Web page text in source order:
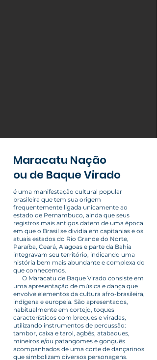
Maracatu Nação
ou de Baque Virado
é uma manifestação cultural popular
brasileira que tem sua origem
frequentemente ligada unicamente ao
estado de Pernambuco, ainda que seus
registros mais antigos datem de uma época
em que o Brasil se dividia em capitanias e os
atuais estados do Rio Grande do Norte,
Paraíba, Ceará, Alagoas e parte da Bahia
integravam seu território, indicando uma
história bem mais abundante e complexa do
que conhecemos.
O Maracatu de Baque Virado consiste em
uma apresentação de música e dança que
envolve elementos da cultura afro-brasileira,
indígena e europeia. São apresentados,
habitualmente em cortejo, toques
característicos com breques e viradas,
utilizando instrumentos de percussão:
tambor, caixa e tarol, agbês, atabaques,
mineiros e/ou patangomes e gonguês
acompanhados de uma corte de dançarinos
que simbolizam diversos personagens.